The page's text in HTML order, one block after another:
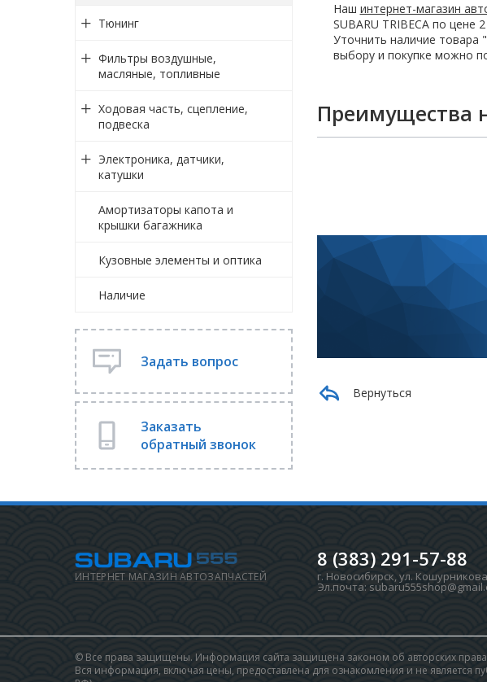
Тюнинг
Фильтры воздушные,
масляные, топливные
Ходовая часть, сцепление,
подвеска
Электроника, датчики,
катушки
Амортизаторы капота и
крышки багажника
Кузовные элементы и оптика
Наличие
Задать вопрос
Заказать
обратный звонок
Наш интернет-магазин
SUBARU TRIBECA по цене
Уточнить наличие товара
выбору и покупке можно
Преимущества
Вернуться
ИНТЕРНЕТ МАГАЗИН АВТОЗАПЧАСТЕЙ
8 (383) 291-57-88
г. Новосибирск,ул.
Эл.почта:
© Все права защищены. Информация сайта защищена законом об авторских
Вся информация, включая цены, предоставлена для ознакомления и не является